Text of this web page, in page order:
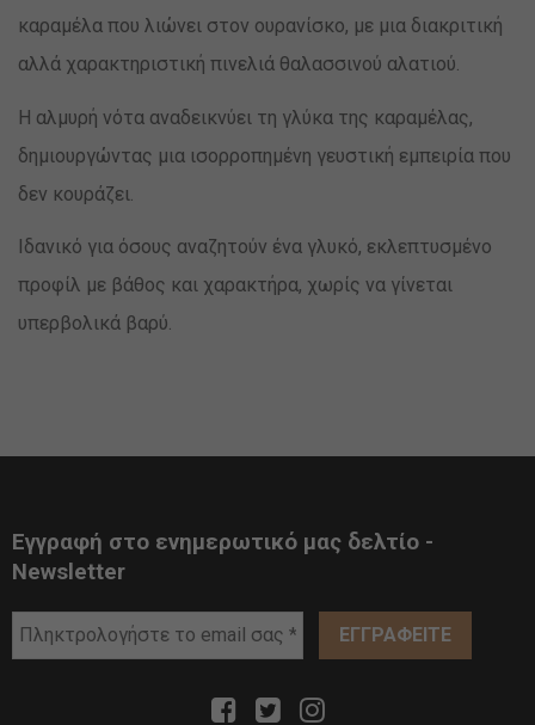
καραμέλα που λιώνει στον ουρανίσκο, με μια διακριτική
αλλά χαρακτηριστική πινελιά θαλασσινού αλατιού.
Η αλμυρή νότα αναδεικνύει τη γλύκα της καραμέλας,
δημιουργώντας μια ισορροπημένη γευστική εμπειρία που
δεν κουράζει.
Ιδανικό για όσους αναζητούν ένα γλυκό, εκλεπτυσμένο
προφίλ με βάθος και χαρακτήρα, χωρίς να γίνεται
υπερβολικά βαρύ.
Εγγραφή στο ενημερωτικό μας δελτίο -
Newsletter